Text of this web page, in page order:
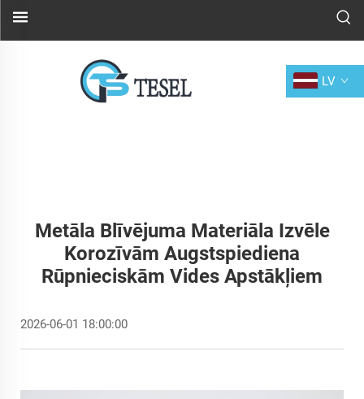
LV
Metāla Blīvējuma Materiāla Izvēle
Korozīvām Augstspiediena
Rūpnieciskām Vides Apstākļiem
2026-06-01 18:00:00